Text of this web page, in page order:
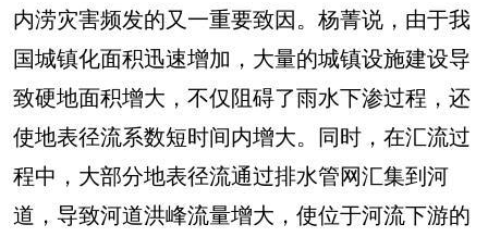
内涝灾害频发的又一重要致因。杨菁说，由于我
国城镇化面积迅速增加，大量的城镇设施建设导
致硬地面积增大，不仅阻碍了雨水下渗过程，还
使地表径流系数短时间内增大。同时，在汇流过
程中，大部分地表径流通过排水管网汇集到河
道，导致河道洪峰流量增大，使位于河流下游的